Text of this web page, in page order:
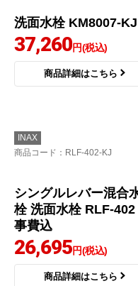
38,610 円(税込)
商品詳細はこちら
KVK
洗面水栓 KM8007-KJ